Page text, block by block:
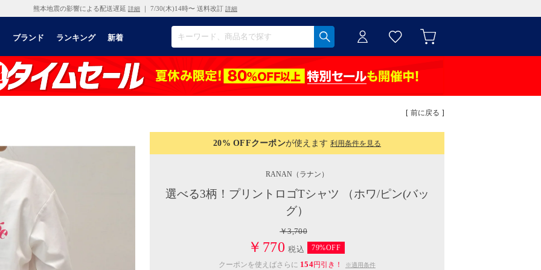
熊本地震の影響による配送遅延 詳細 ｜ 7/30(木)14時〜 送料改訂 詳細
ブランド ランキング 新着
[ 前に戻る ]
20% OFFクーポンが使えます 利用条件を見る
RANAN （ラナン）
選べる3柄！プリントロゴTシャツ （ホワ/ピン(バッ
グ）
￥3,700
￥770 税込
79%OFF
クーポンを使えばさらに 154円引き！ ※適用条件